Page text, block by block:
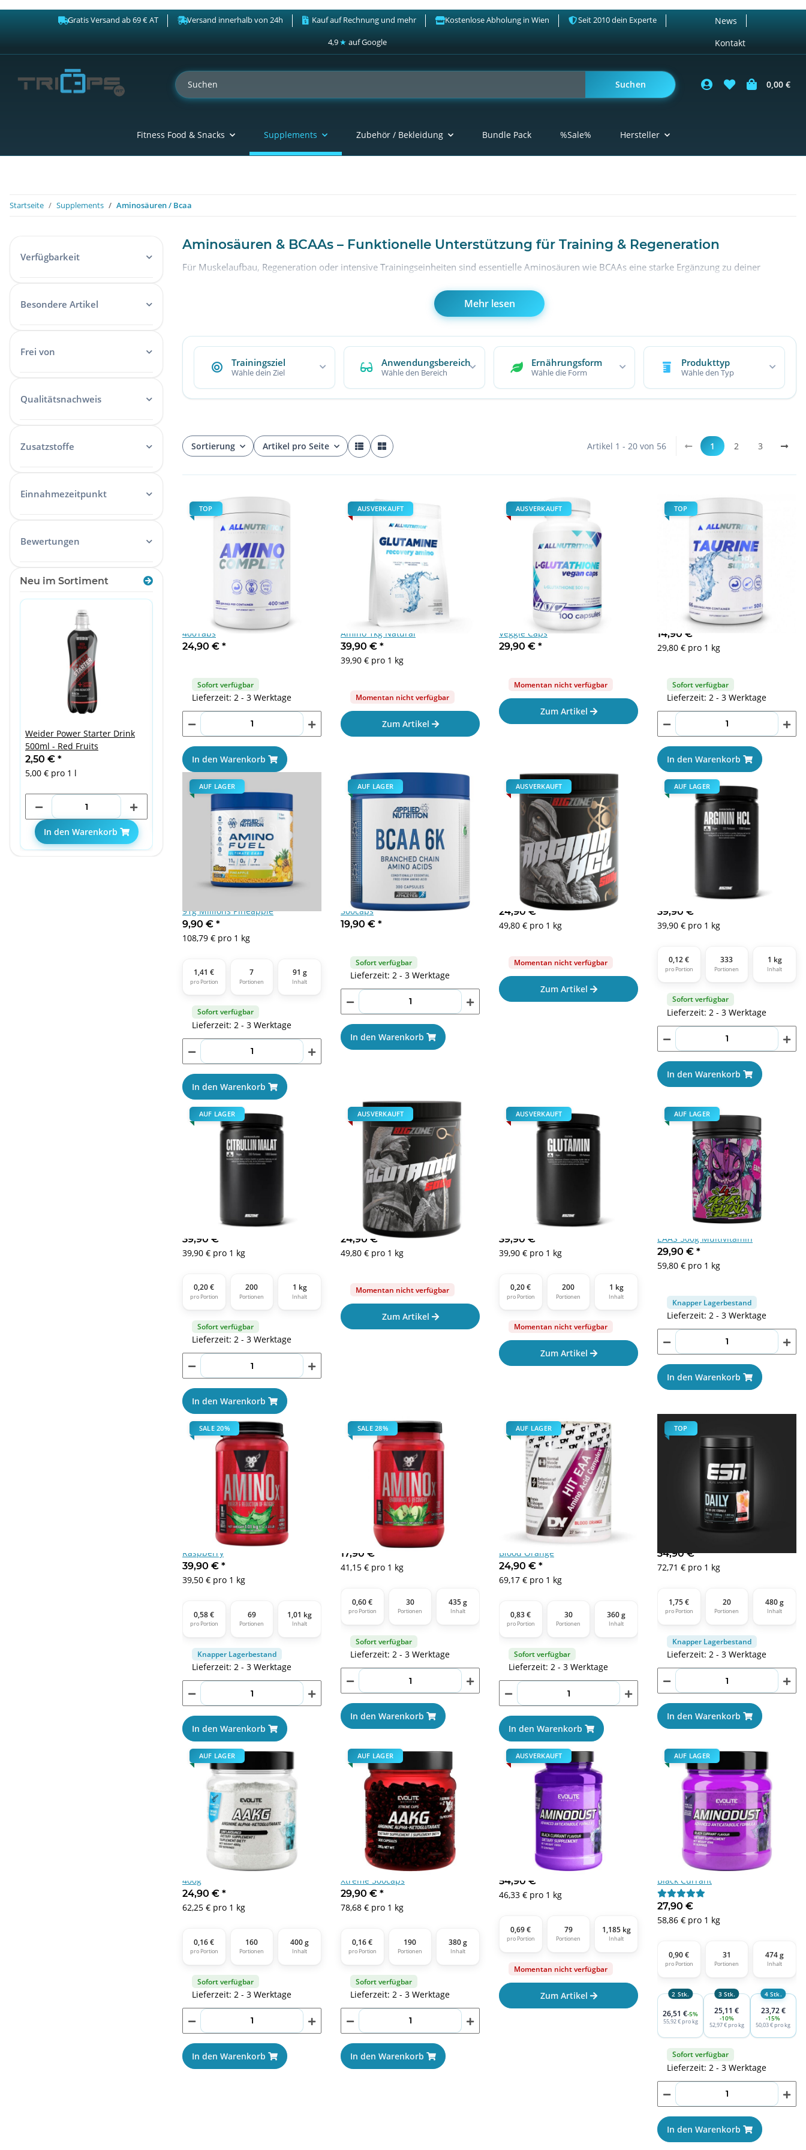
News
Kontakt
Gratis Versand ab 69 € AT Versand innerhalb von 24h Kauf auf Rechnung und mehr Kostenlose Abholung in Wien Seit 2010 dein Experte
4,9★ auf Google
Suchen 0,00 €
Fitness Food & Snacks Supplements Zubehör / Bekleidung Bundle Pack %Sale% Hersteller
Startseite Supplements Aminosäuren / Bcaa
Aminosäuren & BCAAs – Funktionelle Unterstützung für Training & Regeneration
Für Muskelaufbau, Regeneration oder intensive Trainingseinheiten sind essentielle Aminosäuren wie BCAAs eine starke Ergänzung zu deiner
Unsere Auswahl umfasst BCAAs und Aminosäuren in Pulverform, als Kapseln oder als Ready-to-Drink – mit oder ohne Geschmack, klassisch pur
oder in fruchtig-erfrischenden Varianten. Viele Produkte sind zuckerfrei, vegan oder zusätzlich angereichert mit Glutamin, Taurin, Citrullin oder
Elektrolyten – ideal für Kraft- wie Ausdauersport.
Egal ob du vor dem Training Energie brauchst, während der Einheit deine Muskeln versorgen willst oder nach dem Sport deine Regeneration
beschleunigen möchtest – Aminosäuren und BCAAs bieten dir gezielte Unterstützung genau dann, wenn dein Körper sie benötigt.
Mehr lesen
Trainingsziel
Wähle dein Ziel
Anwendungsbereich
Wähle den Bereich
Ernährungsform
Wähle die Form
Produkttyp
Wähle den Typ
Sortierung Artikel pro Seite Artikel 1 - 20 von 56 1 2 3
TOP
ALLNUTRITION AMINO Complex
400Tabs
24,90 € *
Sofort verfügbar
Lieferzeit: 2 - 3 Werktage
In den Warenkorb
AUSVERKAUFT
Allnutrition Glutamine Recovery
Amino 1kg Natural
39,90 € *
39,90 € pro 1 kg
Momentan nicht verfügbar
Zum Artikel
AUSVERKAUFT
Allnutrition L-Glutathion 100
Veggie Caps
29,90 € *
Momentan nicht verfügbar
Zum Artikel
TOP
ALLNUTRITION Taurine 500g
14,90 €
29,80 € pro 1 kg
Sofort verfügbar
Lieferzeit: 2 - 3 Werktage
In den Warenkorb
AUF LAGER
91g Millions Pineapple
9,90 € *
108,79 € pro 1 kg
1,41 €
pro Portion
7
Portionen
91 g
Inhalt
Sofort verfügbar
Lieferzeit: 2 - 3 Werktage
In den Warenkorb
AUF LAGER
Applied Nutrition BCAA 6k
300caps
19,90 € *
Sofort verfügbar
Lieferzeit: 2 - 3 Werktage
In den Warenkorb
AUSVERKAUFT
Big Zone Arginin HCL 500g
24,90 €*
49,80 € pro 1 kg
Momentan nicht verfügbar
Zum Artikel
AUF LAGER
Big Zone L-Arginin HCL 1000g
39,90 €
39,90 € pro 1 kg
0,12 €
pro Portion
333
Portionen
1 kg
Inhalt
Sofort verfügbar
Lieferzeit: 2 - 3 Werktage
In den Warenkorb
AUF LAGER
Big Zone L-Citrullin Malat 1000g
39,90 €
39,90 € pro 1 kg
0,20 €
pro Portion
200
Portionen
1 kg
Inhalt
Sofort verfügbar
Lieferzeit: 2 - 3 Werktage
In den Warenkorb
AUSVERKAUFT
Big Zone L-Glutamin 500g
24,90 €*
49,80 € pro 1 kg
Momentan nicht verfügbar
Zum Artikel
AUSVERKAUFT
Big Zone L-Glutamine Pulver 1 kg
39,90 €
39,90 € pro 1 kg
0,20 €
pro Portion
200
Portionen
1 kg
Inhalt
Momentan nicht verfügbar
Zum Artikel
AUF LAGER
BPS Pharma 4 Your Gainz Bro
EAAS 500g Multivitamin
29,90 € *
59,80 € pro 1 kg
Knapper Lagerbestand
Lieferzeit: 2 - 3 Werktage
In den Warenkorb
SALE 20%
BSN Amino X 1010g Blue
Raspberry
39,90 € *
39,50 € pro 1 kg
0,58 €
pro Portion
69
Portionen
1,01 kg
Inhalt
Knapper Lagerbestand
Lieferzeit: 2 - 3 Werktage
In den Warenkorb
SALE 28%
BSN Amino X 435g Fruit Punch
17,90 €
41,15 € pro 1 kg
0,60 €
pro Portion
30
Portionen
435 g
Inhalt
Sofort verfügbar
Lieferzeit: 2 - 3 Werktage
In den Warenkorb
AUF LAGER
DY Nutrition Hit EAA Amino 360g
Blood Orange
24,90 € *
69,17 € pro 1 kg
0,83 €
pro Portion
30
Portionen
360 g
Inhalt
Sofort verfügbar
Lieferzeit: 2 - 3 Werktage
In den Warenkorb
TOP
34,90 €*
72,71 € pro 1 kg
1,75 €
pro Portion
20
Portionen
480 g
Inhalt
Knapper Lagerbestand
Lieferzeit: 2 - 3 Werktage
In den Warenkorb
AUF LAGER
Evolite Nutrition AAKG Arginine
400g
24,90 € *
62,25 € pro 1 kg
0,16 €
pro Portion
160
Portionen
400 g
Inhalt
Sofort verfügbar
Lieferzeit: 2 - 3 Werktage
In den Warenkorb
AUF LAGER
Evolite Nutrition AAKG Arginine
Xtreme 300caps
29,90 € *
78,68 € pro 1 kg
0,16 €
pro Portion
190
Portionen
380 g
Inhalt
Sofort verfügbar
Lieferzeit: 2 - 3 Werktage
In den Warenkorb
AUSVERKAUFT
Evolite Nutrition Aminodust 1185g
54,90 €
46,33 € pro 1 kg
0,69 €
pro Portion
79
Portionen
1,185 kg
Inhalt
Momentan nicht verfügbar
Zum Artikel
AUF LAGER
Evolite Nutrition Aminodust 474g
Black Currant
27,90 €
58,86 € pro 1 kg
0,90 €
pro Portion
31
Portionen
474 g
Inhalt
2 Stk.
26,51 €-5%
55,92 € pro kg
3 Stk.
25,11 €
-10%
52,97 € pro kg
4 Stk.
23,72 €
-15%
50,03 € pro kg
Sofort verfügbar
Lieferzeit: 2 - 3 Werktage
In den Warenkorb
Verfügbarkeit
Besondere Artikel
Frei von
Qualitätsnachweis
Zusatzstoffe
Einnahmezeitpunkt
Bewertungen
Neu im Sortiment
Weider Power Starter Drink
500ml - Red Fruits
2,50 € *
5,00 € pro 1 l
In den Warenkorb
Skill Nutrition Shaker X 700ml
7,90 €
*
In den Warenkorb
Feel Fit Veganela Pistachio
74,50 € pro 1 kg
In den Warenkorb
Weider Power Starter Drink
5,00 € pro 1 l
In den Warenkorb
Skill Nutrition Shaker X 700ml
In den Warenkorb
Feel Fit Veganela Pistachio
45% Spread 200g
14,90 €*
74,50 € pro 1 kg
In den Warenkorb